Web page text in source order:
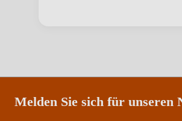
Melden Sie sich für unseren